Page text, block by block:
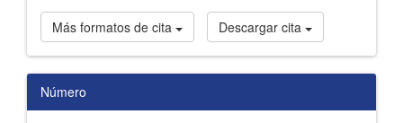
Más formatos de cita Descargar cita
Número